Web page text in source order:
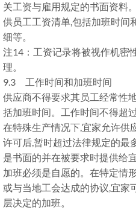
关工资与雇用规定的书面资料
供员工工资清单,包括加班时间
细等。
注14：工资记录将被视作机密
理。
9.3 工作时间和加班时间
供应商不得要求其员工经常性
括加班时间。工作时间不得超
在特殊生产情况下,宜家允许供
许可后,暂时超过法律规定的最
是书面的并在被要求时提供给宜
加班必须是自愿的。在特定情
或与当地工会达成的协议,宜家
层决定的加班。